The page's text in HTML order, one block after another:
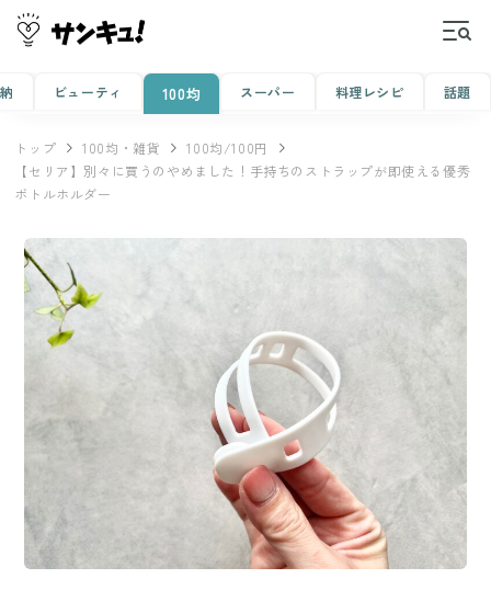
ビューティ 100均 スーパー 料理レシピ 話題
トップ 100均・雑貨
100均/100円
【セリア】別々に買うのやめました！手持ちのストラップが即使える優秀
ボトルホルダー